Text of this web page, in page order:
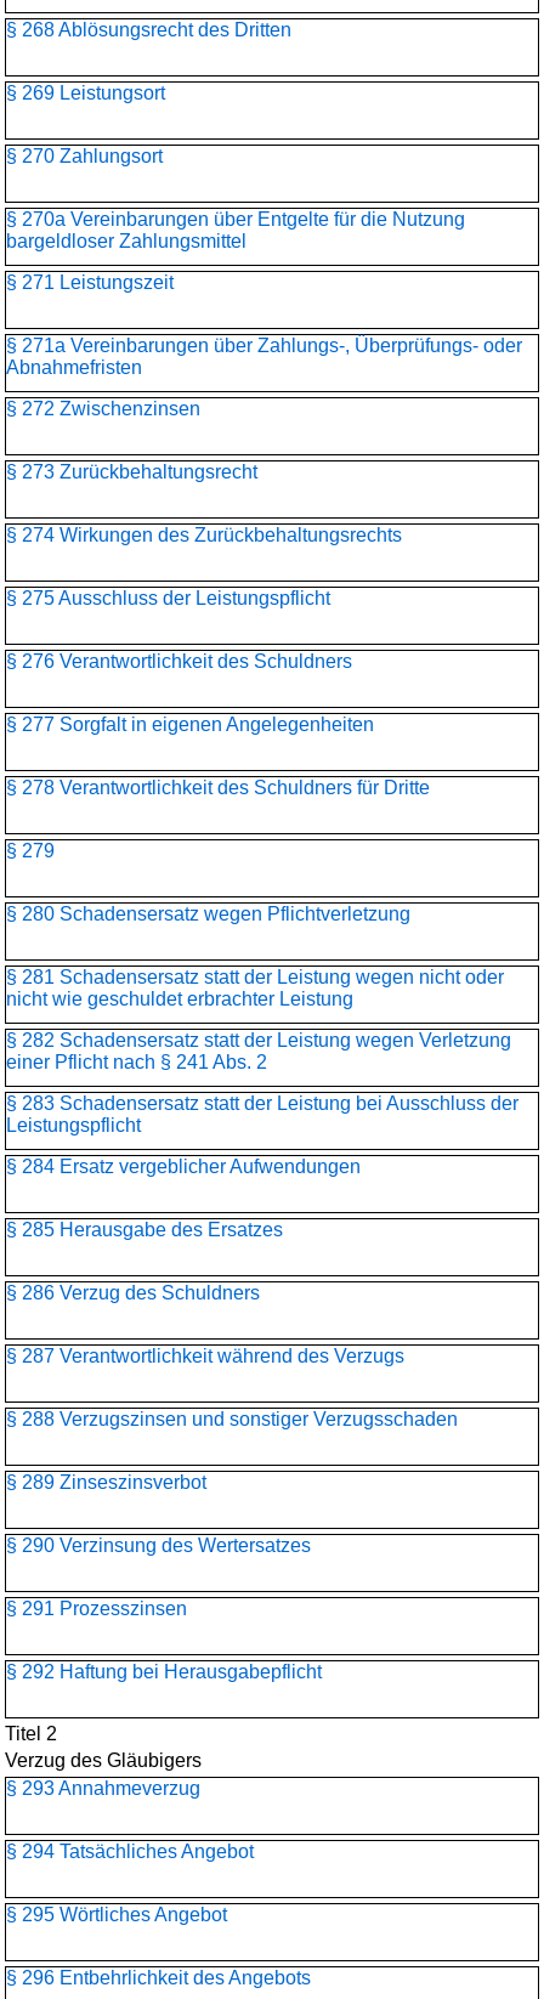
§ 268 Ablösungsrecht des Dritten
§ 269 Leistungsort
§ 270 Zahlungsort
§ 270a Vereinbarungen über Entgelte für die Nutzung
bargeldloser Zahlungsmittel
§ 271 Leistungszeit
§ 271a Vereinbarungen über Zahlungs-, Überprüfungs- oder
Abnahmefristen
§ 272 Zwischenzinsen
§ 273 Zurückbehaltungsrecht
§ 274 Wirkungen des Zurückbehaltungsrechts
§ 275 Ausschluss der Leistungspflicht
§ 276 Verantwortlichkeit des Schuldners
§ 277 Sorgfalt in eigenen Angelegenheiten
§ 278 Verantwortlichkeit des Schuldners für Dritte
§ 279
§ 280 Schadensersatz wegen Pflichtverletzung
§ 281 Schadensersatz statt der Leistung wegen nicht oder
nicht wie geschuldet erbrachter Leistung
§ 282 Schadensersatz statt der Leistung wegen Verletzung
einer Pflicht nach § 241 Abs. 2
§ 283 Schadensersatz statt der Leistung bei Ausschluss der
Leistungspflicht
§ 284 Ersatz vergeblicher Aufwendungen
§ 285 Herausgabe des Ersatzes
§ 286 Verzug des Schuldners
§ 287 Verantwortlichkeit während des Verzugs
§ 288 Verzugszinsen und sonstiger Verzugsschaden
§ 289 Zinseszinsverbot
§ 290 Verzinsung des Wertersatzes
§ 291 Prozesszinsen
§ 292 Haftung bei Herausgabepflicht
Titel 2
Verzug des Gläubigers
§ 293 Annahmeverzug
§ 294 Tatsächliches Angebot
§ 295 Wörtliches Angebot
§ 296 Entbehrlichkeit des Angebots